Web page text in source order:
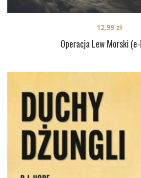
Operacja Lew Morski
12,99 zł